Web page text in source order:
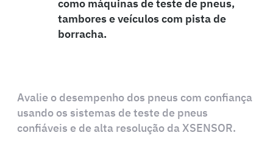
Avalie o desempenho dos pneus com confiança
usando os sistemas de teste de pneus
confiáveis e de alta resolução da XSENSOR.
como máquinas de teste de pneus,
tambores e veículos com pista de
borracha.